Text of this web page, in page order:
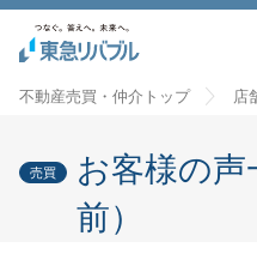
不動産売買・仲介トップ 店
売買
お客様の声
前）